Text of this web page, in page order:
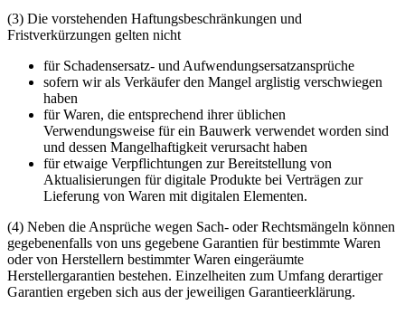
(3) Die vorstehenden Haftungsbeschränkungen und
Fristverkürzungen gelten nicht
für Schadensersatz- und Aufwendungsersatzansprüche
sofern wir als Verkäufer den Mangel arglistig verschwiegen
haben
für Waren, die entsprechend ihrer üblichen
Verwendungsweise für ein Bauwerk verwendet worden sind
und dessen Mangelhaftigkeit verursacht haben
für etwaige Verpflichtungen zur Bereitstellung von
Aktualisierungen für digitale Produkte bei Verträgen zur
Lieferung von Waren mit digitalen Elementen.
(4) Neben die Ansprüche wegen Sach- oder Rechtsmängeln können
gegebenenfalls von uns gegebene Garantien für bestimmte Waren
oder von Herstellern bestimmter Waren eingeräumte
Herstellergarantien bestehen. Einzelheiten zum Umfang derartiger
Garantien ergeben sich aus der jeweiligen Garantieerklärung.